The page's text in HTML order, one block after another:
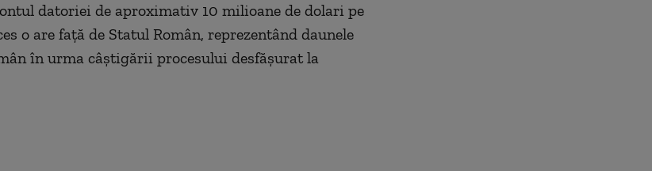
datoriei de aproximativ 10 milioane de dolari pe
o are faţă de Statul Român, reprezentând daunele
în urma câştigării procesului desfăşurat la